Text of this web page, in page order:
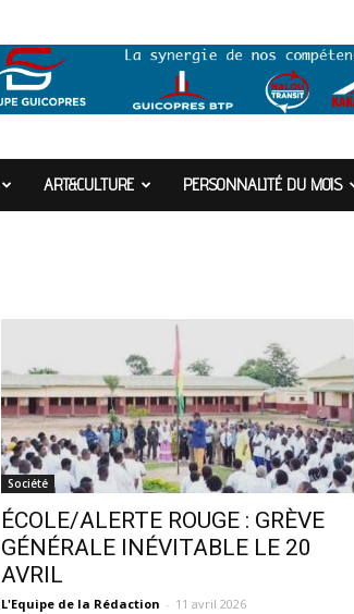
ART&CULTURE PERSONNALITÉ DU MOIS
Société
ÉCOLE/ALERTE ROUGE : GRÈVE
GÉNÉRALE INÉVITABLE LE 20
AVRIL
L'Equipe de la Rédaction - 11 avril 2026